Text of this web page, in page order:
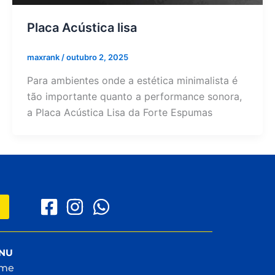
Placa Acústica lisa
maxrank/outubro 2, 2025
Para ambientes onde a estética minimalista é
tão importante quanto a performance sonora,
a Placa Acústica Lisa da Forte Espumas